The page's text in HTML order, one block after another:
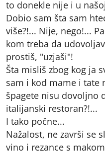
to donekle nije i u
Dobio sam šta sam
više?!... Nije, nego!...
kom treba da
prostiš, "uzjaši"!
Šta misliš zbog kog ja
sam i kod mame i tate
špagete nisu dovoljno
italijanski restoran?!...
I tako počne...
Nažalost, ne završi se
vino i rezance s